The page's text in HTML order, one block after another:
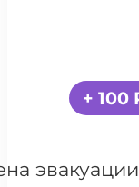
+
эвакуации